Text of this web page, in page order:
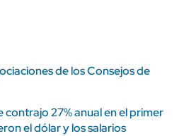
de los Consejos de
contrajo 27% anual en el primer
el dólar y los salarios